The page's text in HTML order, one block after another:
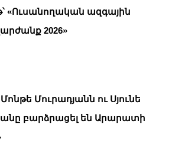
«Ուսանողական ազգային
2026»
Մուրադյանն ու Սյունե
բարձրացել են Արարատի